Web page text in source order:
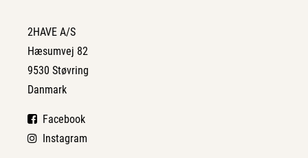
2HAVE A/S
Hæsumvej 82
9530 Støvring
Danmark
Facebook
Instagram